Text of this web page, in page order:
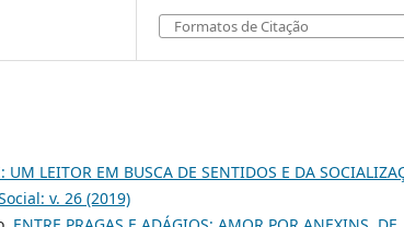
Formatos de Citação
UM LEITOR EM BUSCA DE SENTIDOS E DA
v. 26 (2019)